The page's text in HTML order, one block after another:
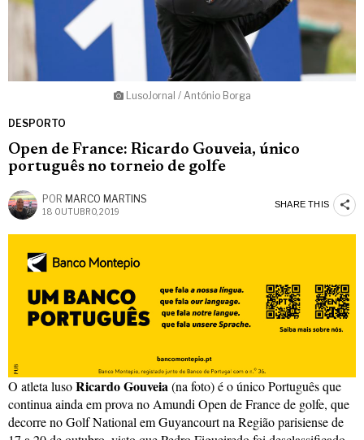
LusoJornal / António Borga
DESPORTO
Open de France: Ricardo Gouveia, único
português no torneio de golfe
POR MARCO MARTINS
18 OUTUBRO, 2019
SHARE THIS
O atleta lusoRicardo Gouveia(na foto) é o único Português que
continua ainda em prova no Amundi Open de France de golfe, que
decorre no Golf National em Guyancourt na Região parisiense de